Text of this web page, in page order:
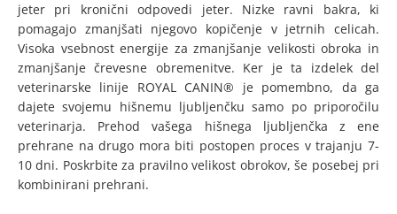
jeter pri kronični odpovedi jeter. Nizke ravni bakra, ki
pomagajo zmanjšati njegovo kopičenje v jetrnih celicah.
Visoka vsebnost energije za zmanjšanje velikosti obroka in
zmanjšanje črevesne obremenitve. Ker je ta izdelek del
veterinarske linije ROYAL CANIN® je pomembno, da ga
dajete svojemu hišnemu ljubljenčku samo po priporočilu
veterinarja. Prehod vašega hišnega ljubljenčka z ene
prehrane na drugo mora biti postopen proces v trajanju 7-
10 dni. Poskrbite za pravilno velikost obrokov, še posebej pri
kombinirani prehrani.